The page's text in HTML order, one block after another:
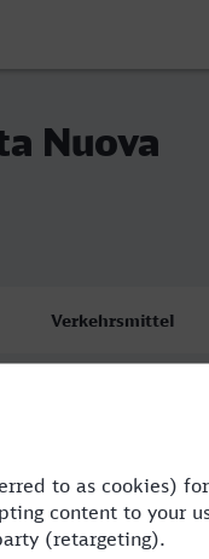
Nuova
Verkehrsmittel
RE,RJ,ICE